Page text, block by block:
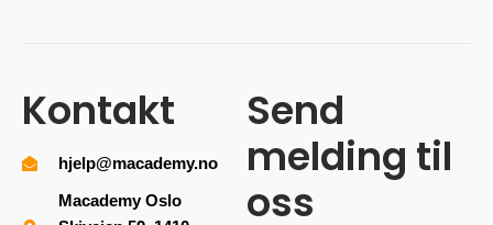
Kontakt
hjelp@macademy.no
Macademy Oslo
Send
melding til
oss